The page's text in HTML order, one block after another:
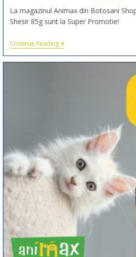
La magazinul Animax din Botosani
Shesir 85g sunt la Super Promotie!
Continue Reading